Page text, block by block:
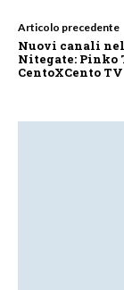
Articolo precedente
Nuovi canali
Nitegate: Pinko
CentoXCento TV